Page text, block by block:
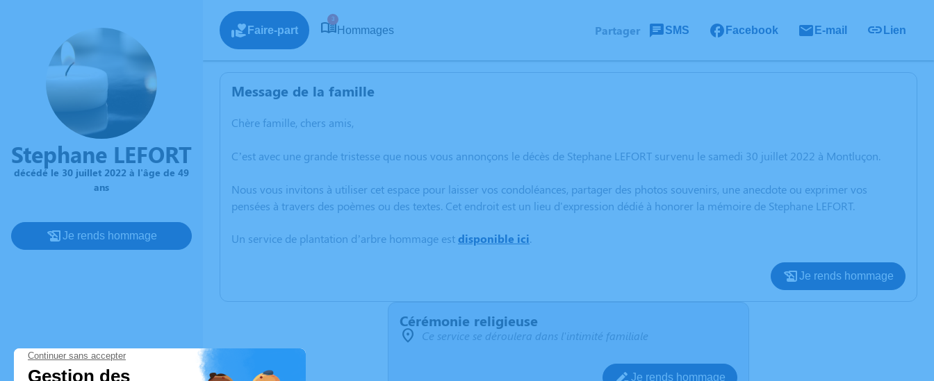
Stephane LEFORT
décédé le 30 juillet 2022 à l'âge de 49
ans
Je rends hommage
Faire-part
3
Hommages Partager SMS Facebook E-mail Lien
Message de la famille
Chère famille, chers amis,
C’est avec une grande tristesse que nous vous annonçons le décès de Stephane LEFORT survenu le samedi 30 juillet 2022 à Montluçon.
Nous vous invitons à utiliser cet espace pour laisser vos condoléances, partager des photos souvenirs, une anecdote ou exprimer vos
pensées à travers des poèmes ou des textes. Cet endroit est un lieu d'expression dédié à honorer la mémoire de Stephane LEFORT.
Un service de plantation d’arbre hommage estdisponible ici.
Je rends hommage
Cérémonie religieuse
Ce service se déroulera dans l'intimité familiale
Je rends hommage